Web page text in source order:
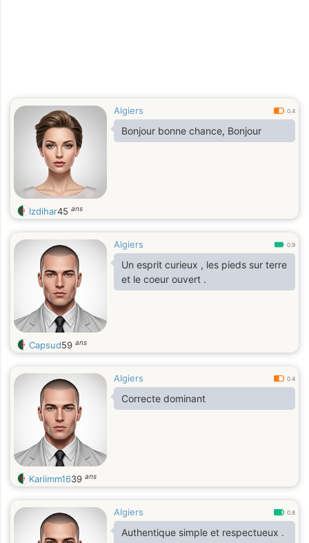
Algiers 0.4
Bonjour bonne chance, Bonjour
Izdihar45 ans
Algiers 0.9
Un esprit curieux , les pieds sur terre
et le coeur ouvert .
Capsud59 ans
Algiers 0.4
Correcte dominant
Kariimm1639 ans
Algiers 0.8
Authentique simple et respectueux .